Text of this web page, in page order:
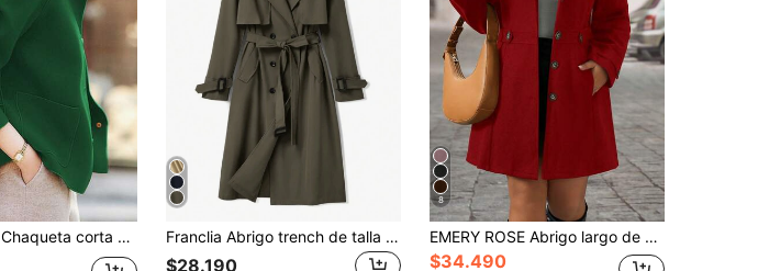
Chaqueta corta de solapa minimalista de un solo pecho para mujer de talla grande, ropa de otoño de talla grande Franclia Abrigo trench de talla grande, de unicolor, con cuello vuelto y doble botonadura
$28.190
8
EMERY ROSE Abrigo largo de mujer con cintura ceñida, decoración de botones en la solapa
$34.490